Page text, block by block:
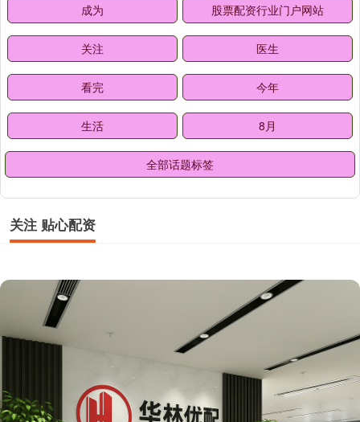
成为 股票配资行业门户网站
关注 医生
看完 今年
生活 8月
全部话题标签
关注 贴心配资